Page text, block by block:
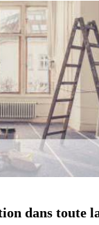
dans toute